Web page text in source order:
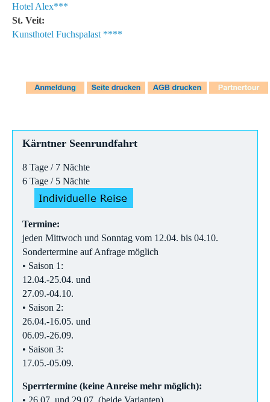
Hotel Alex***
St. Veit:
Kunsthotel Fuchspalast ****
Kärntner Seenrundfahrt
8 Tage / 7 Nächte
6 Tage / 5 Nächte
Termine:
jeden Mittwoch und Sonntag vom 12.04. bis 04.10.
Sondertermine auf Anfrage möglich
• Saison 1:
12.04.-25.04. und
27.09.-04.10.
• Saison 2:
26.04.-16.05. und
06.09.-26.09.
• Saison 3:
17.05.-05.09.
Sperrtermine (keine Anreise mehr möglich):
• 26.07. und 29.07. (beide Varianten)